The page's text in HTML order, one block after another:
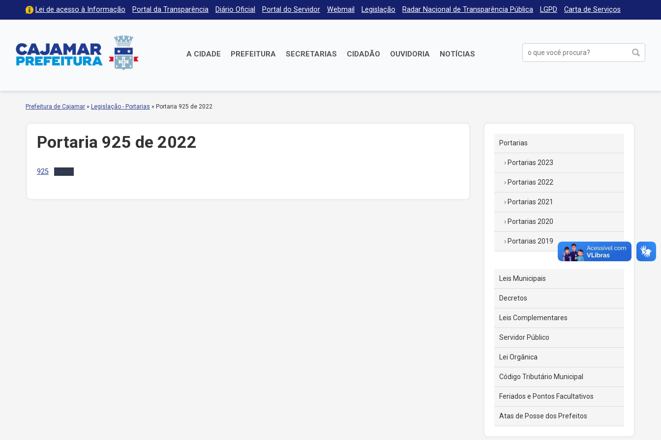
Lei de acesso à Informação Portal da Transparência Diário Oficial Portal do Servidor Webmail Legislação Radar Nacional de Transparência Pública LGPD Carta de Serviços
A CIDADE PREFEITURA SECRETARIAS CIDADÃO OUVIDORIA NOTÍCIAS
Prefeitura de Cajamar » Legislação - Portarias » Portaria 925 de 2022
Portaria 925 de 2022
925 Baixar
Portarias
Portarias 2023
Portarias 2022
Portarias 2021
Portarias 2020
Portarias 2019
Leis Municipais
Decretos
Leis Complementares
Servidor Público
Lei Orgânica
Código Tributário Municipal
Feriados e Pontos Facultativos
Atas de Posse dos Prefeitos